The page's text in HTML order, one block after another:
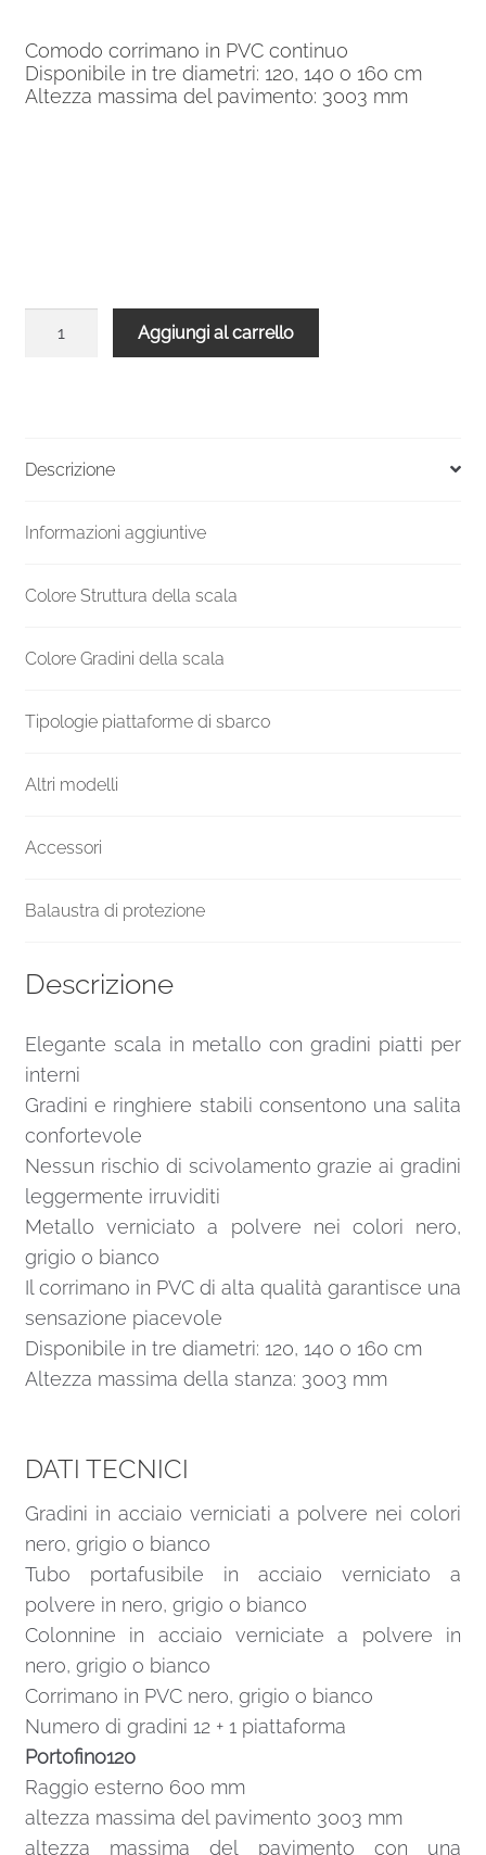
Comodo corrimano in PVC continuo
Disponibile in tre diametri: 120, 140 o 160 cm
Altezza massima del pavimento: 3003 mm
diametro
quantità
Aggiungi al carrello
Descrizione
Informazioni aggiuntive
Colore Struttura della scala
Colore Gradini della scala
Tipologie piattaforme di sbarco
Altri modelli
Accessori
Balaustra di protezione
Descrizione
Elegante scala in metallo con gradini piatti per
interni
Gradini e ringhiere stabili consentono una salita
confortevole
Nessun rischio di scivolamento grazie ai gradini
leggermente irruviditi
Metallo verniciato a polvere nei colori nero,
grigio o bianco
Il corrimano in PVC di alta qualità garantisce una
sensazione piacevole
Disponibile in tre diametri: 120, 140 o 160 cm
Altezza massima della stanza: 3003 mm
DATI TECNICI
Gradini in acciaio verniciati a polvere nei colori
nero, grigio o bianco
Tubo portafusibile in acciaio verniciato a
polvere in nero, grigio o bianco
Colonnine in acciaio verniciate a polvere in
nero, grigio o bianco
Corrimano in PVC nero, grigio o bianco
Numero di gradini 12 + 1 piattaforma
Portofino120
Raggio esterno 600 mm
altezza massima del pavimento 3003 mm
altezza massima del pavimento con una